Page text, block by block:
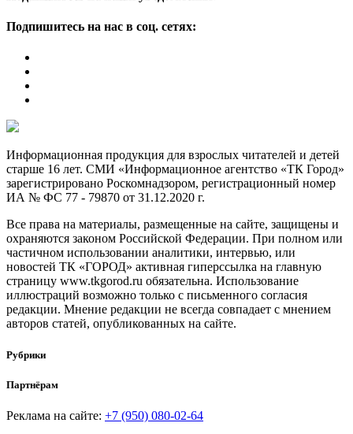
Подпишитесь на нас в соц. сетях:
Информационная продукция для взрослых читателей и детей
старше 16 лет. СМИ «Информационное агентство «ТК Город»
зарегистрировано Роскомнадзором, регистрационный номер
ИА № ФС 77 - 79870 от 31.12.2020 г.
Все права на материалы, размещенные на сайте, защищены и
охраняются законом Российской Федерации. При полном или
частичном использовании аналитики, интервью, или
новостей ТК «ГОРОД» активная гиперссылка на главную
страницу www.tkgorod.ru обязательна. Использование
иллюстраций возможно только с письменного согласия
редакции. Мнение редакции не всегда совпадает с мнением
авторов статей, опубликованных на сайте.
Рубрики
Партнёрам
Реклама на сайте: +7 (950) 080-02-64